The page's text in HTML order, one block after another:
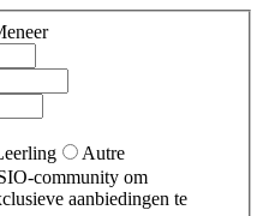
Autre
community om
aanbiedingen te